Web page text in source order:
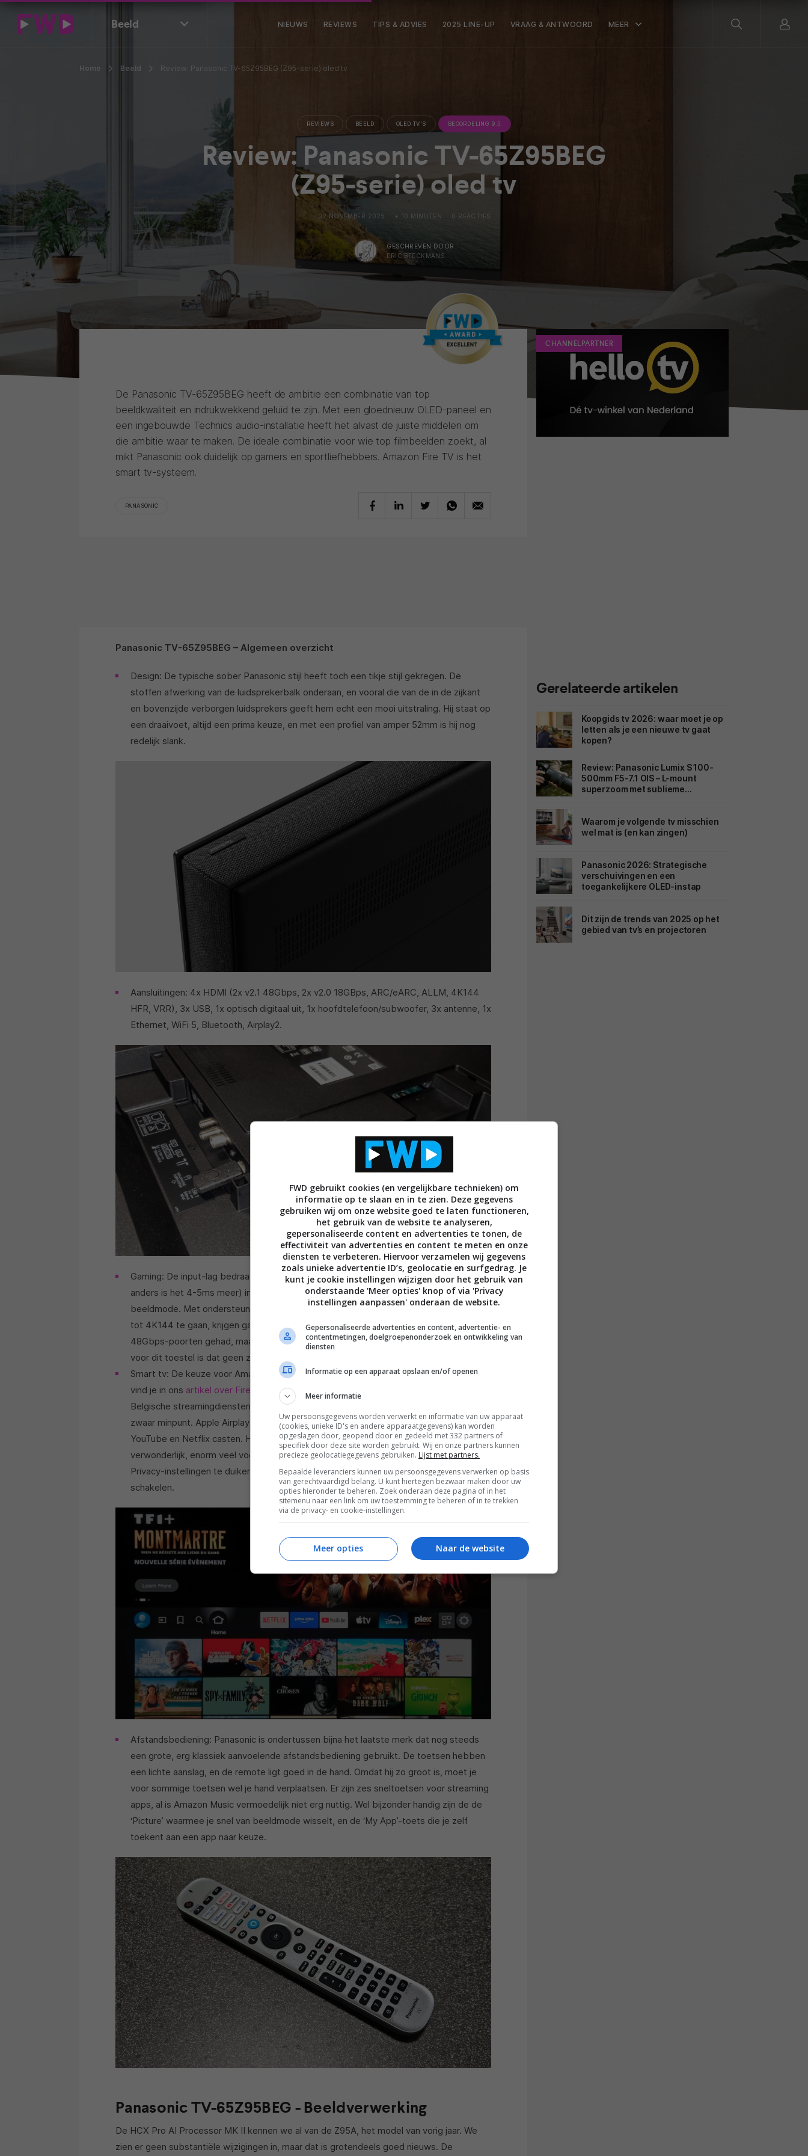
Beeld NIEUWS REVIEWS TIPS & ADVIES 2025 LINE-UP VRAAG & ANTWOORD MEER
Home Beeld Review: Panasonic TV-65Z95BEG (Z95-serie) oled tv
REVIEWS BEELD OLED TV'S BEOORDELING 9.5
Review: Panasonic TV-65Z95BEG
(Z95-serie) oled tv
02 NOVEMBER 2025 + 10 MINUTEN 0 REACTIES
GESCHREVEN DOOR
ERIC BEECKMANS
De Panasonic TV-65Z95BEG heeft de ambitie een combinatie van top
beeldkwaliteit en indrukwekkend geluid te zijn. Met een gloednieuw OLED-paneel en
een ingebouwde Technics audio-installatie heeft het alvast de juiste middelen om
die ambitie waar te maken. De ideale combinatie voor wie top filmbeelden zoekt, al
mikt Panasonic ook duidelijk op gamers en sportliefhebbers. Amazon Fire TV is het
smart tv-systeem.
PANASONIC
Panasonic TV-65Z95BEG – Algemeen overzicht
Design: De typische sober Panasonic stijl heeft toch een tikje stijl gekregen. De
stoffen afwerking van de luidsprekerbalk onderaan, en vooral die van de in de zijkant
en bovenzijde verborgen luidsprekers geeft hem echt een mooi uitstraling. Hij staat op
een draaivoet, altijd een prima keuze, en met een profiel van amper 52mm is hij nog
redelijk slank.
Aansluitingen: 4x HDMI (2x v2.1 48Gbps, 2x v2.0 18GBps, ARC/eARC, ALLM, 4K144
HFR, VRR), 3x USB, 1x optisch digitaal uit, 1x hoofdtelefoon/subwoofer, 3x antenne, 1x
Ethernet, WiFi 5, Bluetooth, Airplay2.
Gaming: De input-lag bedraagt 9,8ms (met de 60Hz Refresh Mode geactiveerd,
anders is het 4-5ms meer) in 4K60 en 5,6ms in 2K120, gemeten in de True Game-
beeldmode. Met ondersteuning voor AMD FreeSync en NVIDIA G-Sync en de optie om
tot 4K144 te gaan, krijgen gamers alles wat ze wensen. We hadden wel liever vier
48Gbps-poorten gehad, maar vermits het gebruik van een soundbar onwaarschijnlijk is
voor dit toestel is dat geen zwaar probleem.
Smart tv: De keuze voor Amazon Fire TV blijft naar ons gevoel suboptimaal. Meer info
vind je in ons artikel over Fire TV
. Het app-aanbod is goed, behalve dan als je
Belgische streamingdiensten zoekt, die ontbreken volledig. Dat markeren we als een
zwaar minpunt. Apple Airplay2 is ondersteund, maar geen Google Cast, al kan je wel
YouTube en Netflix casten. Het systeem geeft bij de aanbevelingen, niet
verwonderlijk, enorm veel voorrang aan Prime Video. Je doet er ook goed aan om in de
Privacy-instellingen te duiken en de vele manieren waarop Amazon je trackt uit te
schakelen.
Afstandsbediening: Panasonic is ondertussen bijna het laatste merk dat nog steeds
een grote, erg klassiek aanvoelende afstandsbediening gebruikt. De toetsen hebben
een lichte aanslag, en de remote ligt goed in de hand. Omdat hij zo groot is, moet je
voor sommige toetsen wel je hand verplaatsen. Er zijn zes sneltoetsen voor streaming
apps, al is Amazon Music vermoedelijk niet erg nuttig. Wel bijzonder handig zijn de de
‘Picture’ waarmee je snel van beeldmode wisselt, en de ‘My App’-toets die je zelf
toekent aan een app naar keuze.
Panasonic TV-65Z95BEG - Beeldverwerking
De HCX Pro AI Processor MK II kennen we al van de Z95A, het model van vorig jaar. We
zien er geen substantiële wijzigingen in, maar dat is grotendeels goed nieuws. De
CHANNELPARTNER
Gerelateerde artikelen
Koopgids tv 2026: waar moet je op
letten als je een nieuwe tv gaat
kopen?
Review: Panasonic Lumix S 100-
500mm F5-7.1 OIS – L-mount
superzoom met sublieme
Waarom je volgende tv misschien
wel mat is (en kan zingen)
Panasonic 2026: Strategische
verschuivingen en een
toegankelijkere OLED-instap
Dit zijn de trends van 2025 op het
gebied van tv’s en projectoren
FWD gebruikt cookies (en vergelijkbare technieken) om
informatie op te slaan en in te zien. Deze gegevens
gebruiken wij om onze website goed te laten functioneren,
het gebruik van de website te analyseren,
gepersonaliseerde content en advertenties te tonen, de
effectiviteit van advertenties en content te meten en onze
diensten te verbeteren. Hiervoor verzamelen wij gegevens
zoals unieke advertentie ID’s, geolocatie en surfgedrag. Je
kunt je cookie instellingen wijzigen door het gebruik van
onderstaande 'Meer opties' knop of via 'Privacy
instellingen aanpassen' onderaan de website.
Gepersonaliseerde advertenties en content, advertentie- en
contentmetingen, doelgroepenonderzoek en ontwikkeling van
diensten
Informatie op een apparaat opslaan en/of openen
Meer informatie
Uw persoonsgegevens worden verwerkt en informatie van uw apparaat
(cookies, unieke ID's en andere apparaatgegevens) kan worden
opgeslagen door, geopend door en gedeeld met 332 partners of
specifiek door deze site worden gebruikt. Wij en onze partners kunnen
precieze geolocatiegegevens gebruiken. Lijst met partners.
Bepaalde leveranciers kunnen uw persoonsgegevens verwerken op basis
van gerechtvaardigd belang. U kunt hiertegen bezwaar maken door uw
opties hieronder te beheren. Zoek onderaan deze pagina of in het
sitemenu naar een link om uw toestemming te beheren of in te trekken
via de privacy- en cookie-instellingen.
Naar de website
Meer opties